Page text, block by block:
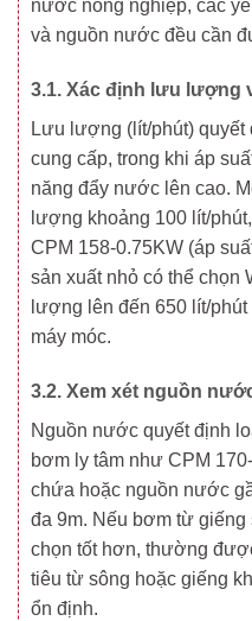
nước nông nghiệp, các
và nguồn nước đều cần
3.1. Xác định lưu lượng
Lưu lượng (lít/phút)
cung cấp, trong khi áp
năng đẩy nước lên cao.
lượng khoảng 100 lít/
CPM 158-0.75KW (áp
sản xuất nhỏ có thể chọn
lượng lên đến 650 lít/
máy móc.
3.2. Xem xét nguồn
Nguồn nước quyết định
bơm ly tâm như CPM
chứa hoặc nguồn nước
đa 9m. Nếu bơm từ
chọn tốt hơn, thường
tiêu từ sông hoặc giếng
ổn định.